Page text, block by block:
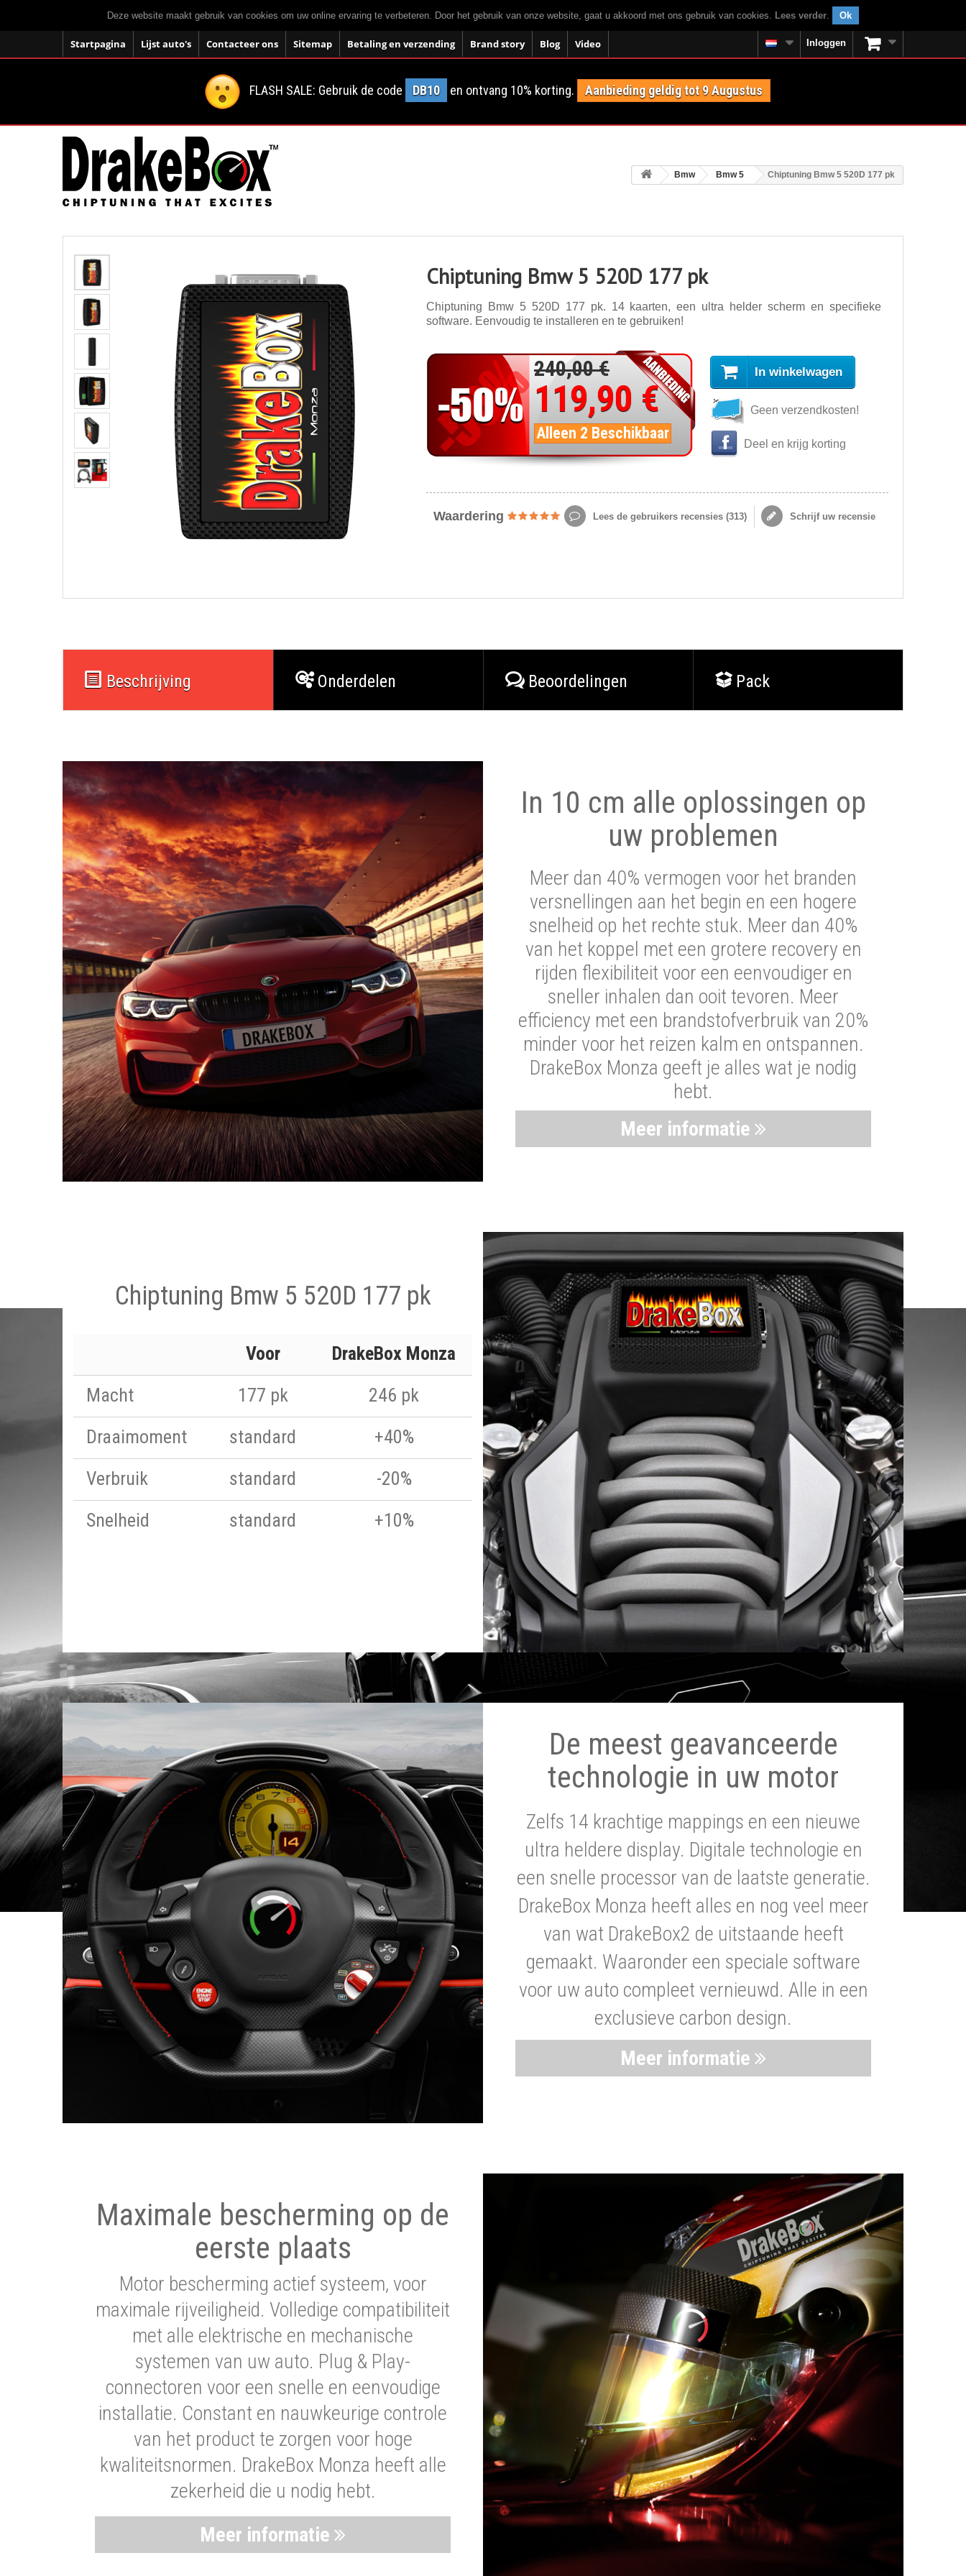
Deze website maakt gebruik van cookies om uw online ervaring te verbeteren. Door het gebruik van onze website, gaat u akkoord met ons gebruik van cookies. Lees verder. Ok
Startpagina Lijst auto's Contacteer ons Sitemap Betaling en verzending Brand story Blog Video Inloggen
FLASH SALE: Gebruik de code DB10 en ontvang 10% korting. Aanbieding geldig tot 9 Augustus
Bmw Bmw 5 Chiptuning Bmw 5 520D 177 pk
Chiptuning Bmw 5 520D 177 pk
Chiptuning Bmw 5 520D 177 pk. 14 kaarten, een ultra helder scherm en specifieke
software. Eenvoudig te installeren en te gebruiken!
240,00 €
119,90 €
Alleen 2 Beschikbaar
In winkelwagen
Geen verzendkosten!
Deel en krijg korting
Waardering Lees de gebruikers recensies (313) Schrijf uw recensie
Beschrijving Onderdelen Beoordelingen Pack
In 10 cm alle oplossingen op
uw problemen
Meer dan 40% vermogen voor het branden
versnellingen aan het begin en een hogere
snelheid op het rechte stuk. Meer dan 40%
van het koppel met een grotere recovery en
rijden flexibiliteit voor een eenvoudiger en
sneller inhalen dan ooit tevoren. Meer
efficiency met een brandstofverbruik van 20%
minder voor het reizen kalm en ontspannen.
DrakeBox Monza geeft je alles wat je nodig
hebt.
Meer informatie
Chiptuning Bmw 5 520D 177 pk
Voor
DrakeBox Monza
Macht
177 pk
246 pk
Draaimoment
standard
+40%
Verbruik
standard
-20%
Snelheid
standard +10%
De meest geavanceerde
technologie in uw motor
Zelfs 14 krachtige mappings en een nieuwe
ultra heldere display. Digitale technologie en
een snelle processor van de laatste generatie.
DrakeBox Monza heeft alles en nog veel meer
van wat DrakeBox2 de uitstaande heeft
gemaakt. Waaronder een speciale software
voor uw auto compleet vernieuwd. Alle in een
exclusieve carbon design.
Meer informatie
Maximale bescherming op de
eerste plaats
Motor bescherming actief systeem, voor
maximale rijveiligheid. Volledige compatibiliteit
met alle elektrische en mechanische
systemen van uw auto. Plug & Play-
connectoren voor een snelle en eenvoudige
installatie. Constant en nauwkeurige controle
van het product te zorgen voor hoge
kwaliteitsnormen. DrakeBox Monza heeft alle
zekerheid die u nodig hebt.
Meer informatie